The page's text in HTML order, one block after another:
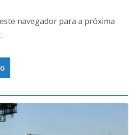
navegador para a próxima